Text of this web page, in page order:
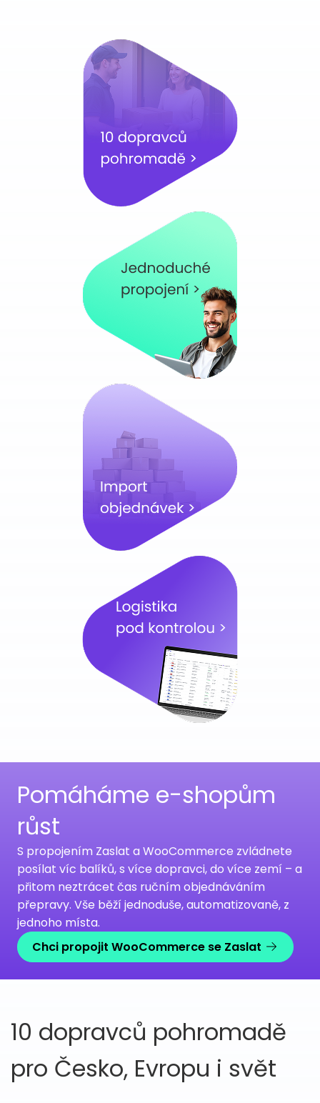
Pomáháme e-shopům
růst
S propojením Zaslat a WooCommerce zvládnete
posílat víc balíků, s více dopravci, do více zemí – a
přitom neztrácet čas ručním objednáváním
přepravy. Vše běží jednoduše, automatizovaně, z
jednoho místa.
Chci propojit WooCommerce se Zaslat
10 dopravců pohromadě
pro Česko, Evropu i svět